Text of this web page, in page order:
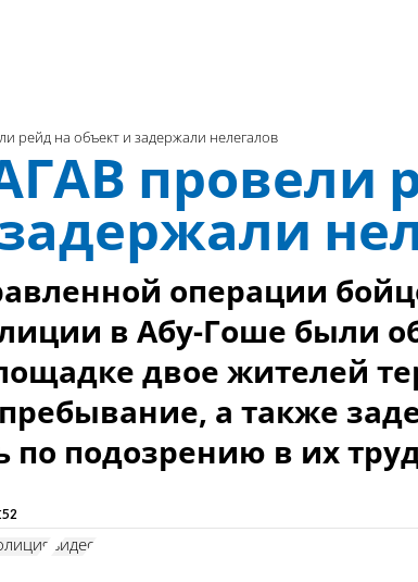
рейд на объект и задержали нелегалов
провели
операции
в Абу-Гоше были
двое жителей
а также
подозрению в их
видео